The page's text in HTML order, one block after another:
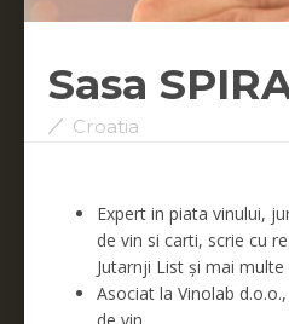
Sasa
Croatia
Expert in piata vinului,
de vin si carti, scrie cu
Jutarnji List și mai
Asociat la Vinolab